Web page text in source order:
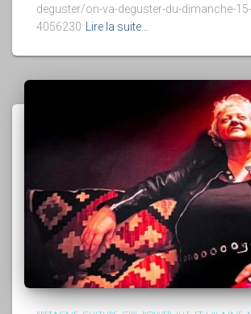
deguster/on-va-deguster-du-dimanche-
4056230
Lire la suite…